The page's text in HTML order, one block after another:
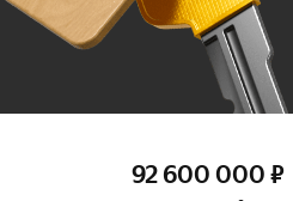
92 600 000 ₽